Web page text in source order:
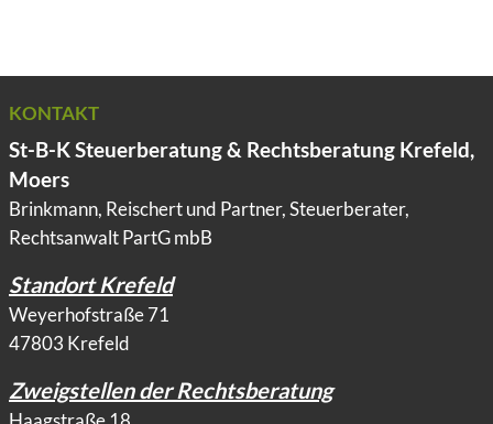
KONTAKT
St-B-K Steuerberatung & Rechtsberatung Krefeld,
Moers
Brinkmann, Reischert und Partner, Steuerberater,
Rechtsanwalt PartG mbB
Standort Krefeld
Weyerhofstraße 71
47803 Krefeld
Zweigstellen der Rechtsberatung